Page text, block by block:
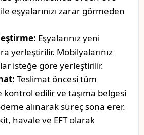
eşyalarınızı zarar görmeden
Eşyalarınız yeni
yerleştirilir. Mobilyalarınız
isteğe göre yerleştirilir.
Teslimat öncesi tüm
kontrol edilir ve taşıma belgesi
alınarak süreç sona erer.
havale ve EFT olarak